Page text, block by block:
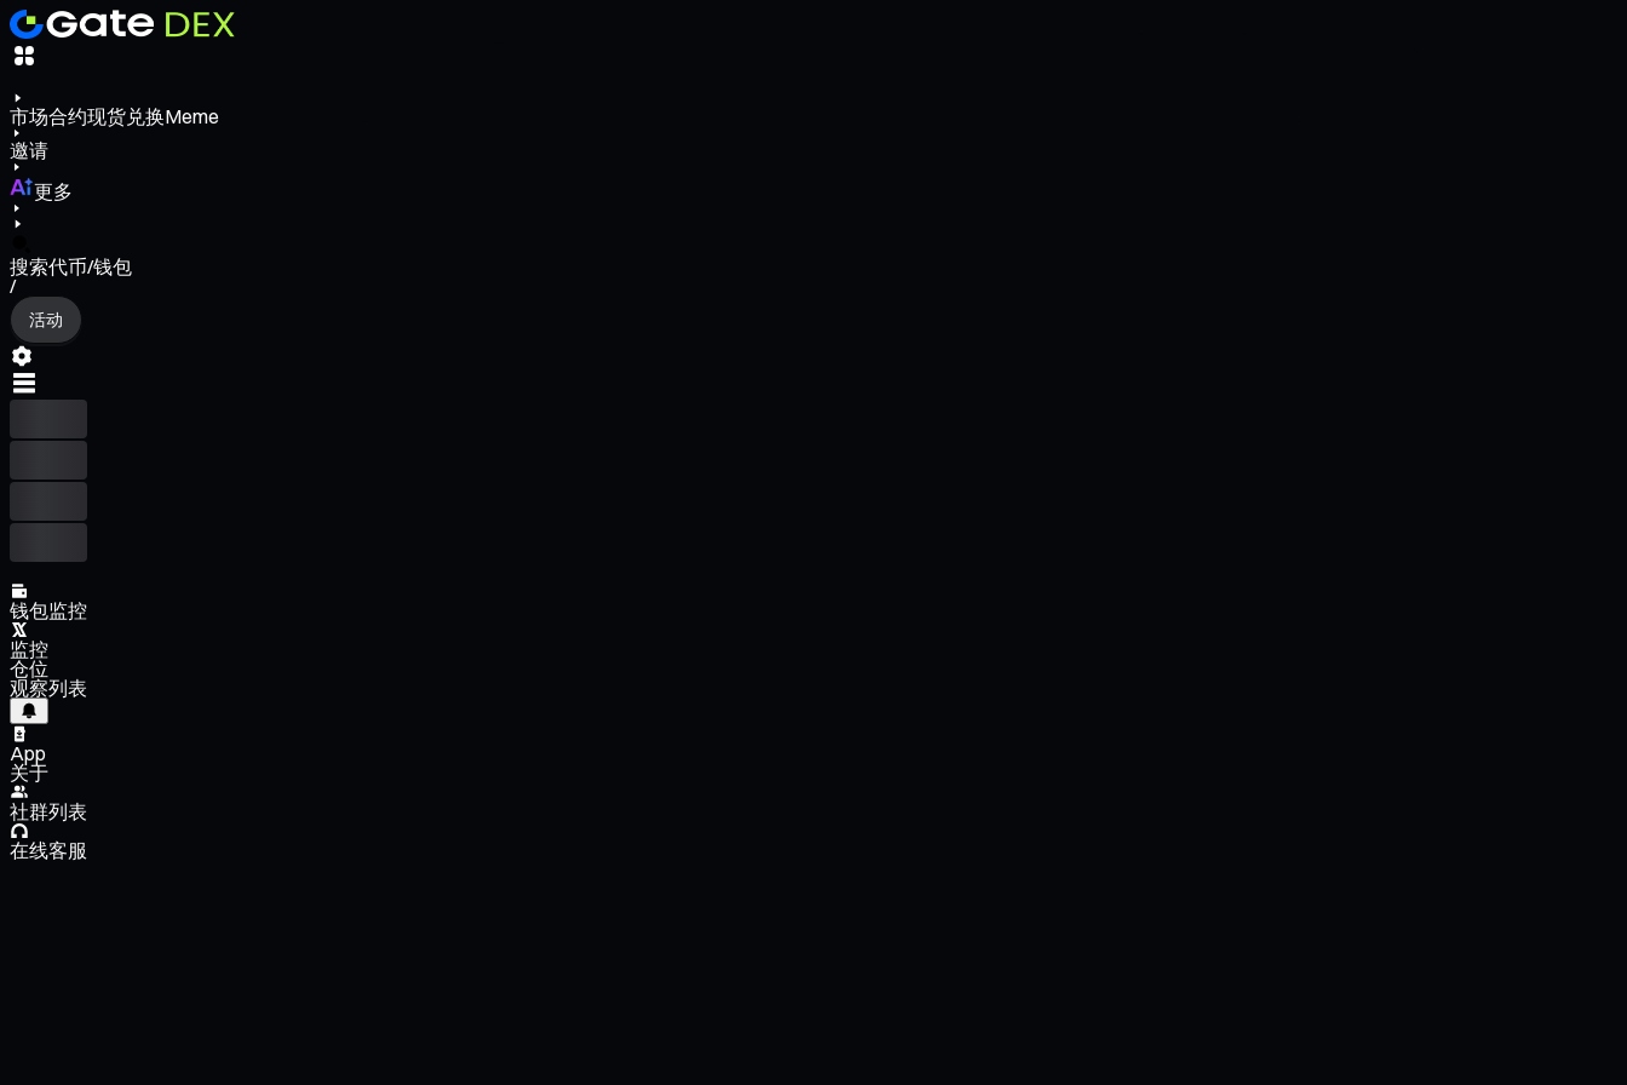
市场合约现货兑换Meme
邀请
更多
搜索代币/钱包
/
活动
钱包监控
监控
仓位
观察列表
App
关于
社群列表
在线客服